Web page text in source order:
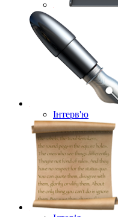
Інтерв'ю